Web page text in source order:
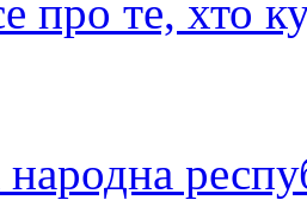
про те, хто